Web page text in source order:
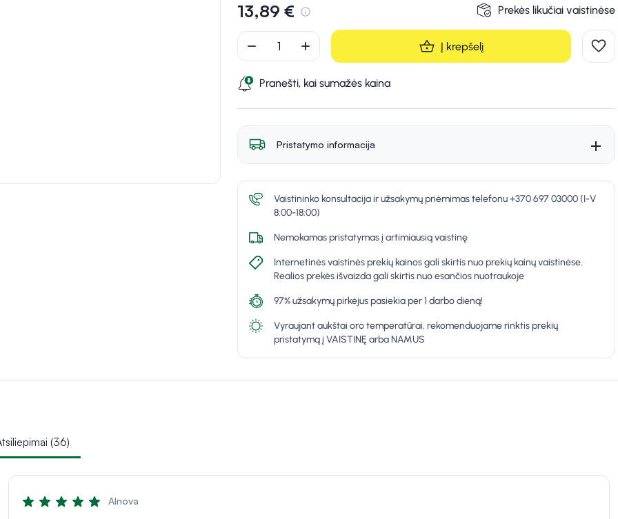
13,89 € Prekės likučiai vaistinėse
remove add Į krepšelį
Pranešti, kai sumažės kaina
Pristatymo informacija
Vaistininko konsultacija ir užsakymų priėmimas telefonu +370 697 03000 (I-V
8:00-18:00)
Nemokamas pristatymas į artimiausią vaistinę
Internetinės vaistinės prekių kainos gali skirtis nuo prekių kainų vaistinėse.
Realios prekės išvaizda gali skirtis nuo esančios nuotraukoje
97% užsakymų pirkėjus pasiekia per 1 darbo dieną!
Vyraujant aukštai oro temperatūrai, rekomenduojame rinktis prekių
pristatymą į VAISTINĘ arba NAMUS
(36)
Alnova